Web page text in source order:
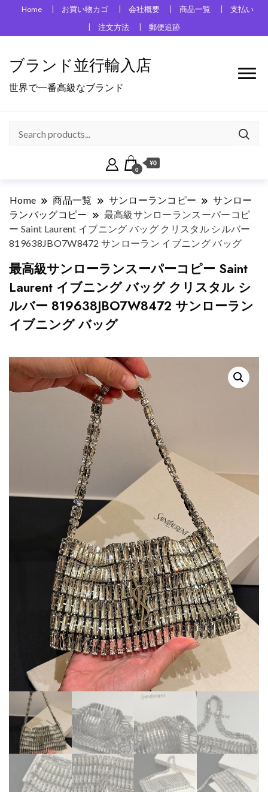
Home お買い物カゴ 会社概要 商品一覧
支払い
注文方法
郵便追跡
ブランド並行輸入店
世界で一番高級なブランド
0
¥0
Home 商品一覧 サンローランコピー
サンロー
ランバッグコピー
最高級サンローランスーパーコピ
ー Saint Laurent イブニング バッグ クリスタル シルバー
819638JBO7W8472 サンローラン イブニング バッグ
最高級サンローランスーパーコピー Saint
Laurent イブニング バッグ クリスタル シ
ルバー 819638JBO7W8472 サンローラン
イブニング バッグ